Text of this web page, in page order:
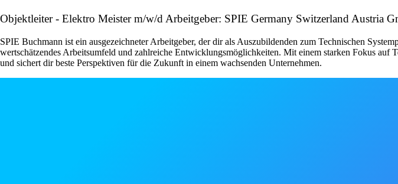
Objektleiter - Elektro Meister m/w/d Arbeitgeber: SPIE Germany Switzerland Austria
SPIE Buchmann ist ein ausgezeichneter Arbeitgeber, der dir als Auszubildenden zum Technischen
wertschätzendes Arbeitsumfeld und zahlreiche Entwicklungsmöglichkeiten. Mit einem starken Fokus
und sichert dir beste Perspektiven für die Zukunft in einem wachsenden Unternehmen.